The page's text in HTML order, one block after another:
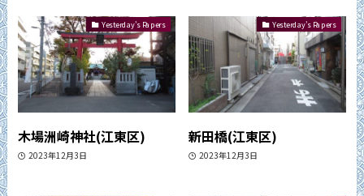
Yesterday's Papers
木場洲崎神社(江東区)
2023年12月3日
Yesterday's Papers
新田橋(江東区)
2023年12月3日